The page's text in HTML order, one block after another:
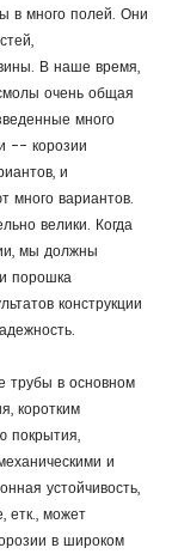
в много полей. Они
В наше время,
очень общая
много
-- корозии
и
много вариантов.
велики. Когда
мы должны
порошка
конструкции
трубы в основном
коротким
покрытия,
и
устойчивость,
етк., может
в широком